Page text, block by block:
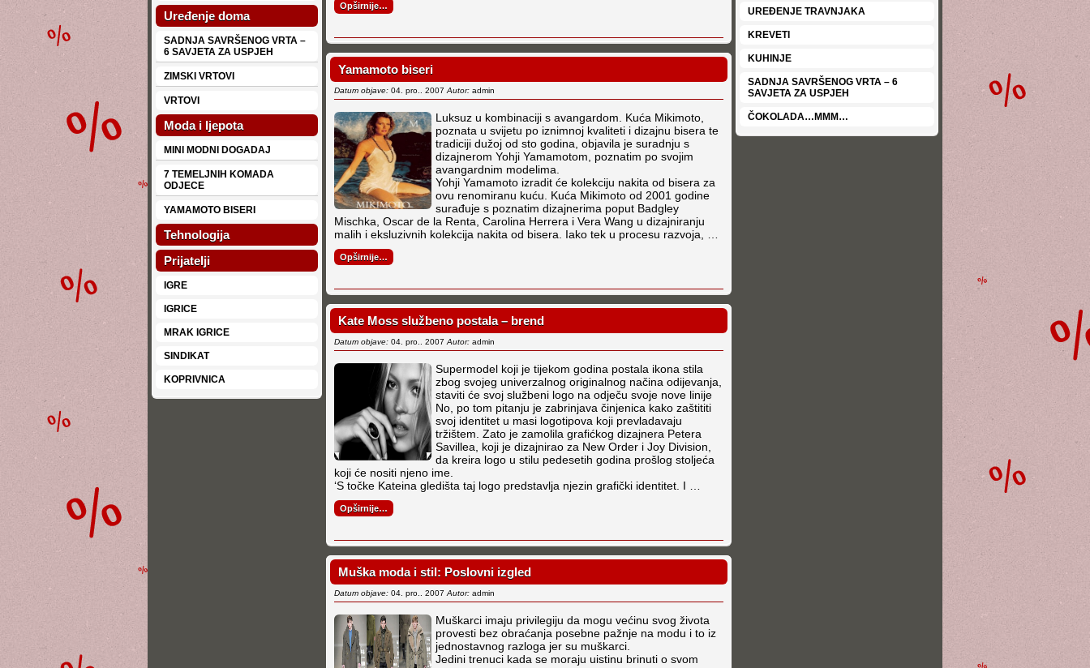
Uređenje doma
SADNJA SAVRŠENOG VRTA –
6 SAVJETA ZA USPJEH
ZIMSKI VRTOVI
VRTOVI
Moda i ljepota
MINI MODNI DOGADAJ
7 TEMELJNIH KOMADA
ODJECE
YAMAMOTO BISERI
Tehnologija
Prijatelji
IGRE
IGRICE
MRAK IGRICE
SINDIKAT
KOPRIVNICA
Opširnije…
Yamamoto biseri
Datum objave: 04. pro.. 2007 Autor: admin
Luksuz u kombinaciji s avangardom. Kuća Mikimoto,
poznata u svijetu po iznimnoj kvaliteti i dizajnu bisera te
tradiciji dužoj od sto godina, objavila je suradnju s
dizajnerom Yohji Yamamotom, poznatim po svojim
avangardnim modelima.
Yohji Yamamoto izradit će kolekciju nakita od bisera za
ovu renomiranu kuću. Kuća Mikimoto od 2001 godine
surađuje s poznatim dizajnerima poput Badgley
Mischka, Oscar de la Renta, Carolina Herrera i Vera Wang u dizajniranju
malih i eksluzivnih kolekcija nakita od bisera. Iako tek u procesu razvoja, …
Opširnije…
Kate Moss službeno postala – brend
Datum objave: 04. pro.. 2007 Autor: admin
Supermodel koji je tijekom godina postala ikona stila
zbog svojeg univerzalnog originalnog načina odijevanja,
staviti će svoj službeni logo na odječu svoje nove linije
No, po tom pitanju je zabrinjava činjenica kako zaštititi
svoj identitet u masi logotipova koji prevladavaju
tržištem. Zato je zamolila grafićkog dizajnera Petera
Savillea, koji je dizajnirao za New Order i Joy Division,
da kreira logo u stilu pedesetih godina prošlog stoljeća
koji će nositi njeno ime.
‘S točke Kateina gledišta taj logo predstavlja njezin grafički identitet. I …
Opširnije…
Muška moda i stil: Poslovni izgled
Datum objave: 04. pro.. 2007 Autor: admin
Muškarci imaju privilegiju da mogu većinu svog života
provesti bez obraćanja posebne pažnje na modu i to iz
jednostavnog razloga jer su muškarci.
Jedini trenuci kada se moraju uistinu brinuti o svom
UREĐENJE TRAVNJAKA
KREVETI
KUHINJE
SADNJA SAVRŠENOG VRTA – 6
SAVJETA ZA USPJEH
ČOKOLADA…MMM…